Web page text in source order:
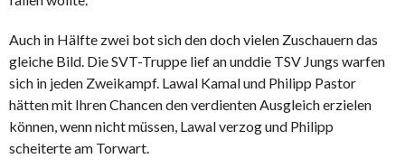
Auch in Hälfte zwei bot sich den doch vielen Zuschauern das
gleiche Bild. Die SVT-Truppe lief an unddie TSV Jungs warfen
sich in jeden Zweikampf. Lawal Kamal und Philipp Pastor
hätten mit IhrenChancen den verdienten Ausgleich erzielen
können, wenn nicht müssen, Lawal verzog und Philipp
scheiterte am Torwart.